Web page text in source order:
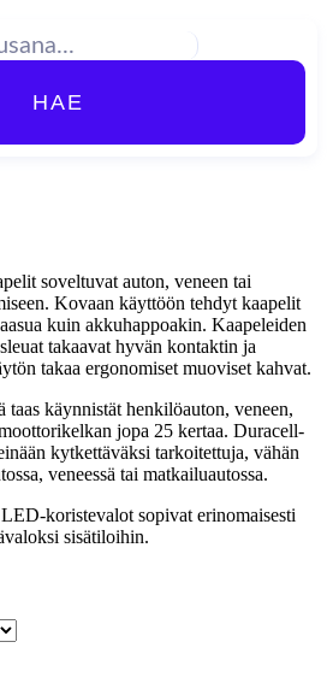
HAE
soveltuvat auton, veneen tai
Kovaan käyttöön tehdyt kaapelit
kuin akkuhappoakin. Kaapeleiden
takaavat hyvän kontaktin ja
takaa ergonomiset muoviset kahvat.
taas käynnistät henkilöauton, veneen,
jopa 25 kertaa. Duracell-
kytkettäväksi tarkoitettuja, vähän
veneessä tai matkailuautossa.
koristevalot sopivat erinomaisesti
sisätiloihin.